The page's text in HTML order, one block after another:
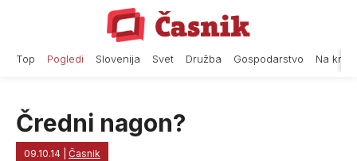
Top Pogledi Slovenija Svet Družba Gospodarstvo Na
Čredni nagon?
09.10.14 Časnik